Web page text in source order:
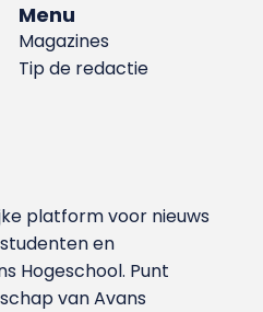
Menu
Magazines
Tip de redactie
platform voor nieuws
en
Hoge­school. Punt
van Avans